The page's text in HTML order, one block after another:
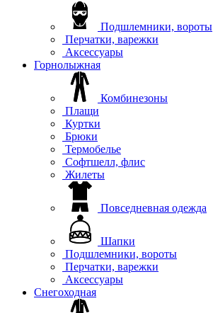
Подшлемники, вороты
Перчатки, варежки
Аксессуары
Горнолыжная
Комбинезоны
Плащи
Куртки
Брюки
Термобелье
Софтшелл, флис
Жилеты
Повседневная одежда
Шапки
Подшлемники, вороты
Перчатки, варежки
Аксессуары
Снегоходная